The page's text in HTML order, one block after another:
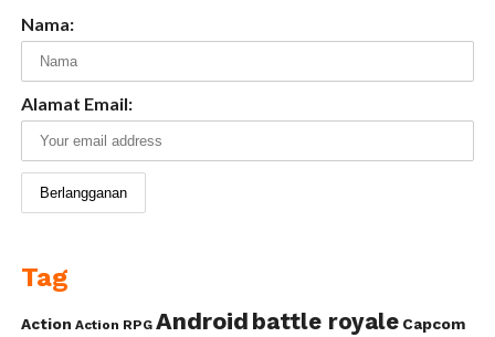
Nama:
Alamat Email:
Tag
Action Action RPG Android battle royale Capcom